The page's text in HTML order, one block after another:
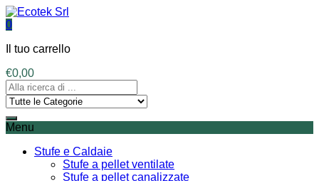
0
Il tuo carrello
€0,00
Menu
Stufe e Caldaie
Stufe a pellet ventilate
Stufe a pellet canalizzate